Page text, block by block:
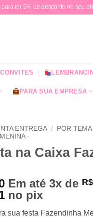
ter 5% de desconto no seu
CONVITES
PARA SUA EMPRESA
ENTREGA / POR
-
na Caixa
Em até 3x de R$
no pix
sua festa Fazendinha